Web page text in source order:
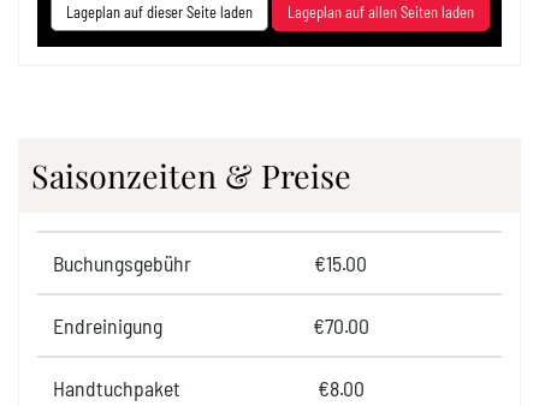
Lageplan auf dieser Seite laden
Lageplan auf allen Seiten laden
Saisonzeiten & Preise
Buchungsgebühr €15.00
Endreinigung €70.00
Handtuchpaket €8.00